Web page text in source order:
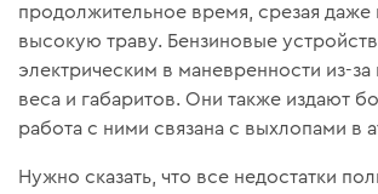
продолжительное время, срезая даже
высокую траву. Бензиновые
электрическим в маневренности из-
веса и габаритов. Они также издают
работа с ними связана с выхлопами в
Нужно сказать, что все недостатки